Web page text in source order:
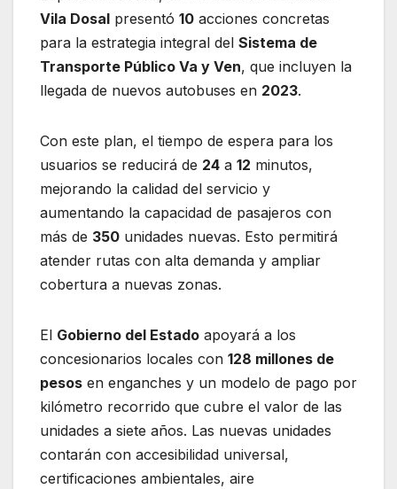
Vila Dosal presentó 10 acciones concretas
para la estrategia integral del Sistema de
Transporte Público Va y Ven, que incluyen la
llegada de nuevos autobuses en 2023.
Con este plan, el tiempo de espera para los
usuarios se reducirá de 24 a 12 minutos,
mejorando la calidad del servicio y
aumentando la capacidad de pasajeros con
más de 350 unidades nuevas. Esto permitirá
atender rutas con alta demanda y ampliar
cobertura a nuevas zonas.
El Gobierno del Estado apoyará a los
concesionarios locales con 128 millones de
pesos en enganches y un modelo de pago por
kilómetro recorrido que cubre el valor de las
unidades a siete años. Las nuevas unidades
contarán con accesibilidad universal,
certificaciones ambientales, aire